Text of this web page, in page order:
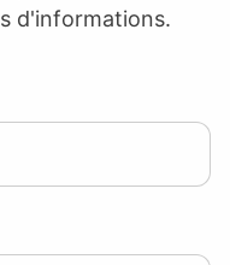
d'informations.